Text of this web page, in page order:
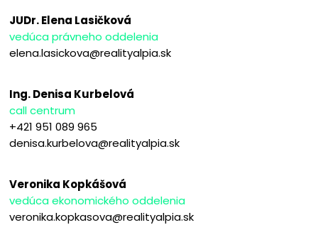
JUDr. Elena Lasičková
vedúca právneho oddelenia
elena.lasickova@realityalpia.sk
Ing. Denisa Kurbelová
call centrum
+421 951 089 965
denisa.kurbelova@realityalpia.sk
Veronika Kopkášová
vedúca ekonomického oddelenia
veronika.kopkasova@realityalpia.sk